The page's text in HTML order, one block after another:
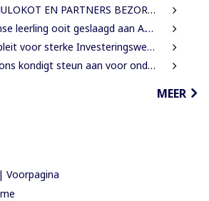
OVER VOORGENOMEN AFKONDIGING 5-KILOMETER-STRAALWET
ooit geslaagd aan A.T. Calorschool
sterke Investeringswet en onafhankelijke SITA
steun aan voor onderzoek naar cultureel erfgoed
MEER
Voorpagina